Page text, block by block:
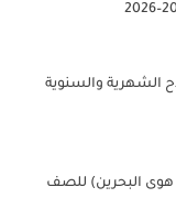
الشهرية والسنوية
البحرين) للصف